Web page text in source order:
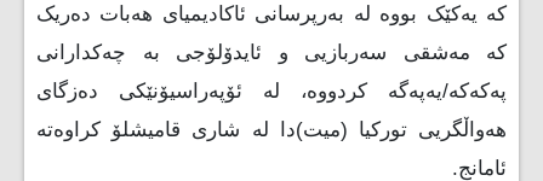
کە یەکێک بووە لە بەرپرسانی ئاکادیمیای هەبات دەریک
کە مەشقی سەربازیی و ئایدۆلۆجی بە چەکدارانی
پەکەکە/یەپەگە کردووە، لە ئۆپەراسیۆنێکی دەزگای
هەواڵگریی تورکیا (میت)دا لە شاری قامیشلۆ کراوەتە
ئامانج.